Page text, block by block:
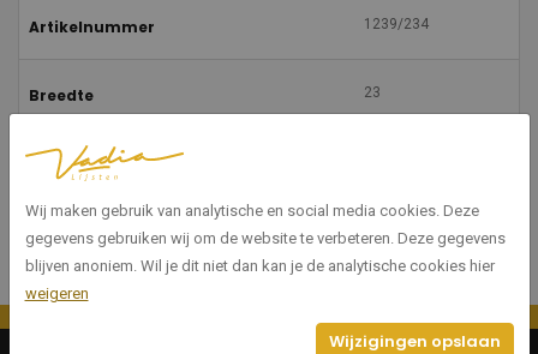
Artikelnummer 1239/234
Breedte 23
Hoogte
Wij maken gebruik van analytische en social media cookies. Deze
gegevens gebruiken wij om de website te verbeteren. Deze gegevens
blijven anoniem. Wil je dit niet dan kan je de analytische cookies hier
weigeren
Wijzigingen opslaan